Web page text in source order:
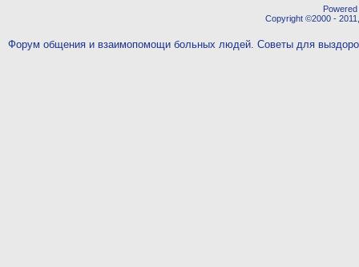
Copyright ©2000 -
Форум общения и взаимопомощи больных людей. Советы для